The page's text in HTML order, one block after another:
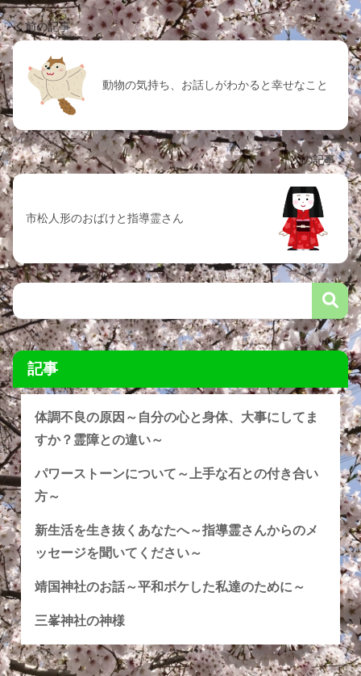
前の記事
動物の気持ち、お話しがわかると幸せなこと
次の記事
市松人形のおばけと指導霊さん
記事
体調不良の原因～自分の心と身体、大事にしてま
すか？霊障との違い～
パワーストーンについて～上手な石との付き合い
方～
新生活を生き抜くあなたへ～指導霊さんからのメ
ッセージを聞いてください～
靖国神社のお話～平和ボケした私達のために～
三峯神社の神様